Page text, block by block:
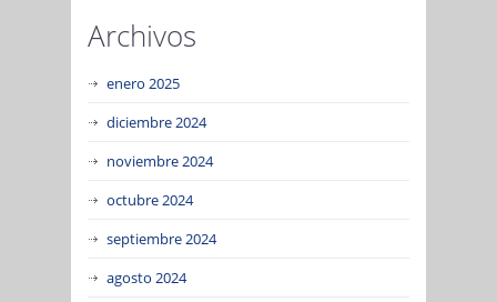
Archivos
enero 2025
diciembre 2024
noviembre 2024
octubre 2024
septiembre 2024
agosto 2024